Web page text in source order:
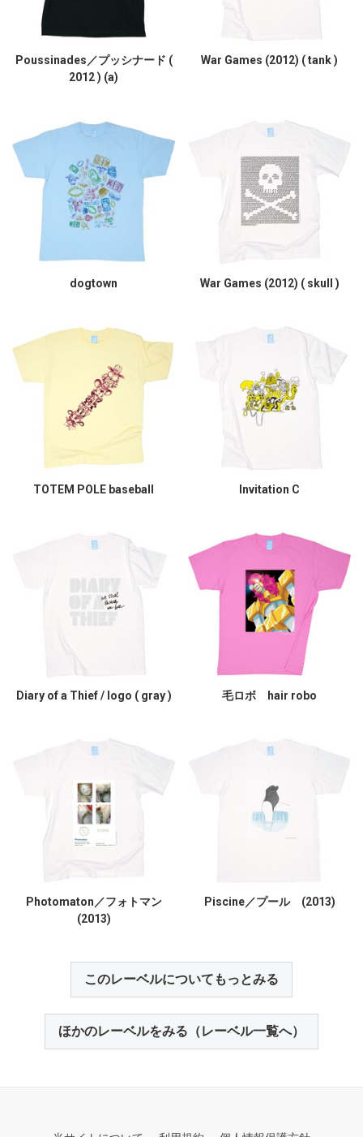
Poussinades／プッシナード (
2012 ) (a)
War Games (2012) ( tank )
dogtown War Games (2012) ( skull )
TOTEM POLE baseball Invitation C
Diary of a Thief / logo ( gray ) 毛ロボ hair robo
Photomaton／フォトマン
(2013)
Piscine／プール (2013)
このレーベルについてもっとみる
ほかのレーベルをみる（レーベル一覧へ）